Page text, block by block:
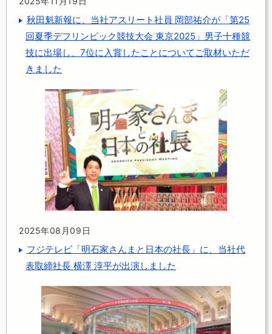
秋田魁新報に、当社アスリート社員 岡部祐介が「第25
回夏季デフリンピック競技大会 東京2025」男子十種競
技に出場し、7位に入賞したことについてご取材いただ
きました
2025年08月09日
フジテレビ「明石家さんまと日本の社長」に、当社代
表取締社長 横澤 淳平が出演しました